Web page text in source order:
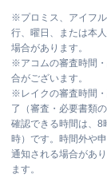
※プロミス、アイフ
行、曜日、または本
場合があります。
※アコムの審査時間
合がございます。
※ レイクの審査時間
了（審査・必要書類
確認できる時間は、
時）です。時間外や
通知される場合があ
ます。